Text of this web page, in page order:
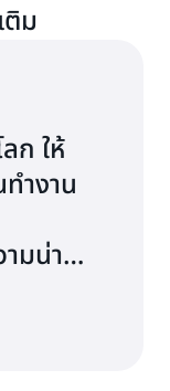
ในอุตสาหกรรม
ลน์หรือผ่าน
ม
ก ให้
ำงาน
มน่า
กอบรม